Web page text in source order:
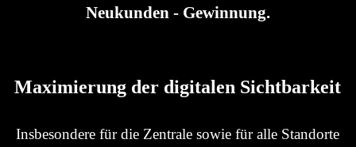
Neukunden - Gewinnung.
Maximierung der digitalen Sichtbarkeit
Insbesondere für die Zentrale sowie für alle Standorte